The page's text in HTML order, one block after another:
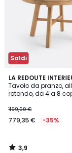
Saldi
LA REDOUTE
Tavolo da pranzo,
rotondo, da 4 a 8
1199,00 €
779,35 € -35%
3,9
/ 5
3,9
/